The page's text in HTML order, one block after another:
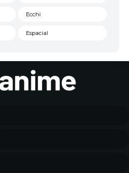
Ecchi
Espacial
Historico
Josei